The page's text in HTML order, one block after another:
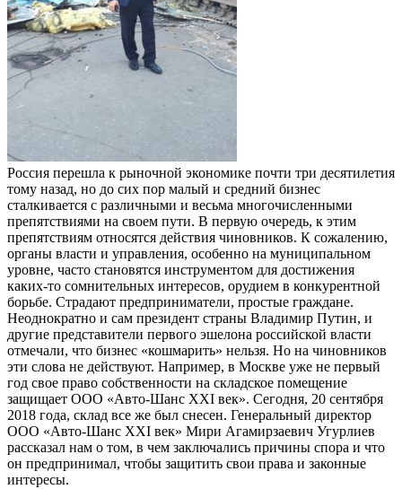
Россия перешла к рыночной экономике почти три десятилетия
тому назад, но до сих пор малый и средний бизнес
сталкивается с различными и весьма многочисленными
препятствиями на своем пути. В первую очередь, к этим
препятствиям относятся действия чиновников. К сожалению,
органы власти и управления, особенно на муниципальном
уровне, часто становятся инструментом для достижения
каких-то сомнительных интересов, орудием в конкурентной
борьбе. Страдают предприниматели, простые граждане.
Неоднократно и сам президент страны Владимир Путин, и
другие представители первого эшелона российской власти
отмечали, что бизнес «кошмарить» нельзя. Но на чиновников
эти слова не действуют. Например, в Москве уже не первый
год свое право собственности на складское помещение
защищает ООО «Авто-Шанс XXI век». Сегодня, 20 сентября
2018 года, склад все же был снесен. Генеральный директор
ООО «Авто-Шанс XXI век» Мири Агамирзаевич Угурлиев
рассказал нам о том, в чем заключались причины спора и что
он предпринимал, чтобы защитить свои права и законные
интересы.